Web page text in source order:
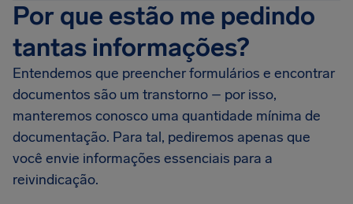
Por que estão me pedindo
tantas informações?
Entendemos que preencher formulários e encontrar
documentos são um transtorno – por isso,
manteremos conosco uma quantidade mínima de
documentação. Para tal, pediremos apenas que
você envie informações essenciais para a
reivindicação.